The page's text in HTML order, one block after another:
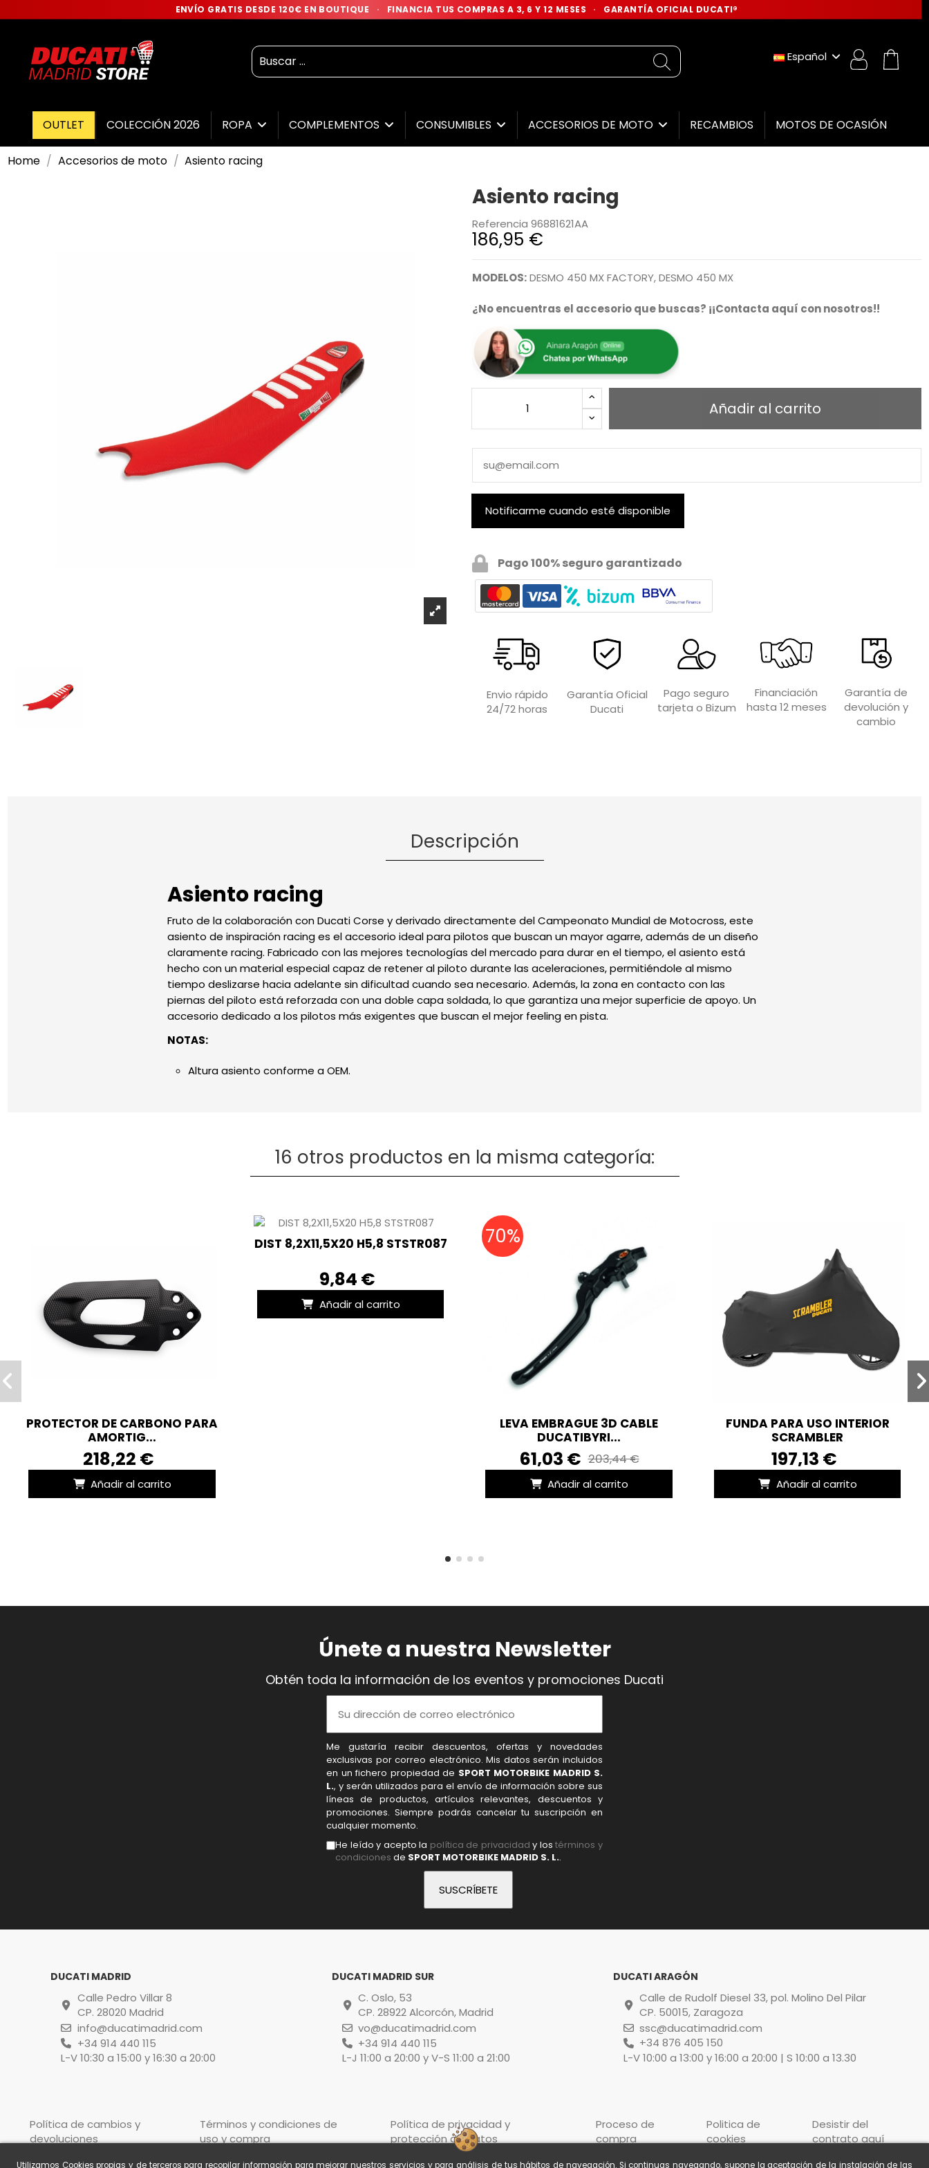
Utilizamos Cookies propias y de terceros para recopilar información para mejorar nuestros servicios y para análisis de tus hábitos de navegación. Si continuas navegando, supone la aceptación de la instalación de las
ENVÍO GRATIS DESDE 120€ EN BOUTIQUE · FINANCIA TUS COMPRAS A 3, 6 Y 12 MESES · GARANTÍA OFICIAL DUCATI®
Español
OUTLET COLECCIÓN 2026 ROPA COMPLEMENTOS CONSUMIBLES ACCESORIOS DE MOTO RECAMBIOS MOTOS DE OCASIÓN
Home Accesorios de moto Asiento racing
Asiento racing
Referencia 96881621AA
186,95 €
MODELOS:DESMO 450 MX FACTORY, DESMO 450 MX
¿No encuentras el accesorio que buscas? ¡¡Contacta aquí con nosotros!!
Añadir al carrito
Pago 100% seguro garantizado
Envio rápido
24/72 horas
Garantía Oficial
Ducati
Pago seguro
tarjeta o Bizum
Financiación
hasta 12 meses
Garantía de
devolución y
cambio
Descripción
Asiento racing
Fruto de la colaboración con Ducati Corse y derivado directamente del Campeonato Mundial de Motocross, este
asiento de inspiración racing es el accesorio ideal para pilotos que buscan un mayor agarre, además de un diseño
claramente racing. Fabricado con las mejores tecnologías del mercado para durar en el tiempo, el asiento está
hecho con un material especial capaz de retener al piloto durante las aceleraciones, permitiéndole al mismo
tiempo deslizarse hacia adelante sin dificultad cuando sea necesario. Además, la zona en contacto con las
piernas del piloto está reforzada con una doble capa soldada, lo que garantiza una mejor superficie de apoyo. Un
accesorio dedicado a los pilotos más exigentes que buscan el mejor feeling en pista.
NOTAS:
Altura asiento conforme a OEM.
16 otros productos en la misma categoría:
PROTECTOR DE CARBONO PARA
AMORTIG...
218,22 €
Añadir al carrito
DIST 8,2X11,5X20 H5,8 STSTR087
9,84 €
Añadir al carrito
LEVA EMBRAGUE 3D CABLE
DUCATIBYRI...
61,03 € 203,44 €
Añadir al carrito
70%
FUNDA PARA USO INTERIOR
SCRAMBLER
197,13 €
Añadir al carrito
Únete a nuestra Newsletter
Obtén toda la información de los eventos y promociones Ducati
Me gustaría recibir descuentos, ofertas y novedades
exclusivas por correo electrónico. Mis datos serán incluidos
en un fichero propiedad de SPORT MOTORBIKE MADRID S.
L., y serán utilizados para el envío de información sobre sus
líneas de productos, artículos relevantes, descuentos y
promociones. Siempre podrás cancelar tu suscripción en
cualquier momento.
He leído y acepto la política de privacidad y lostérminos y
condiciones de SPORT MOTORBIKE MADRID S. L..
DUCATI MADRID
Calle Pedro Villar 8
CP. 28020 Madrid
info@ducatimadrid.com
+34 914 440 115
L-V 10:30 a 15:00 y 16:30 a 20:00
DUCATI MADRID SUR
C. Oslo, 53
CP. 28922 Alcorcón, Madrid
vo@ducatimadrid.com
+34 914 440 115
L-J 11:00 a 20:00 y V-S 11:00 a 21:00
DUCATI ARAGÓN
Calle de Rudolf Diesel 33, pol. Molino Del Pilar
CP. 50015, Zaragoza
ssc@ducatimadrid.com
+34 876 405 150
L-V 10:00 a 13:00 y 16:00 a 20:00 | S 10:00 a 13.30
Política de cambios y
devoluciones
Términos y condiciones de
uso y compra
Política de privacidad y
protección de datos
Proceso de
compra
Politica de
cookies
Desistir del
contrato aquí